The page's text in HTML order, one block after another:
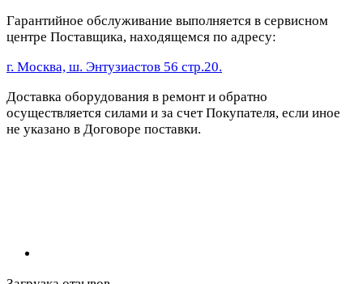
Гарантийное обслуживание выполняется в сервисном
центре Поставщика, находящемся по адресу:
г. Москва, ш. Энтузиастов 56 стр.20.
Доставка оборудования в ремонт и обратно
осуществляется силами и за счет Покупателя, если иное
не указано в Договоре поставки.